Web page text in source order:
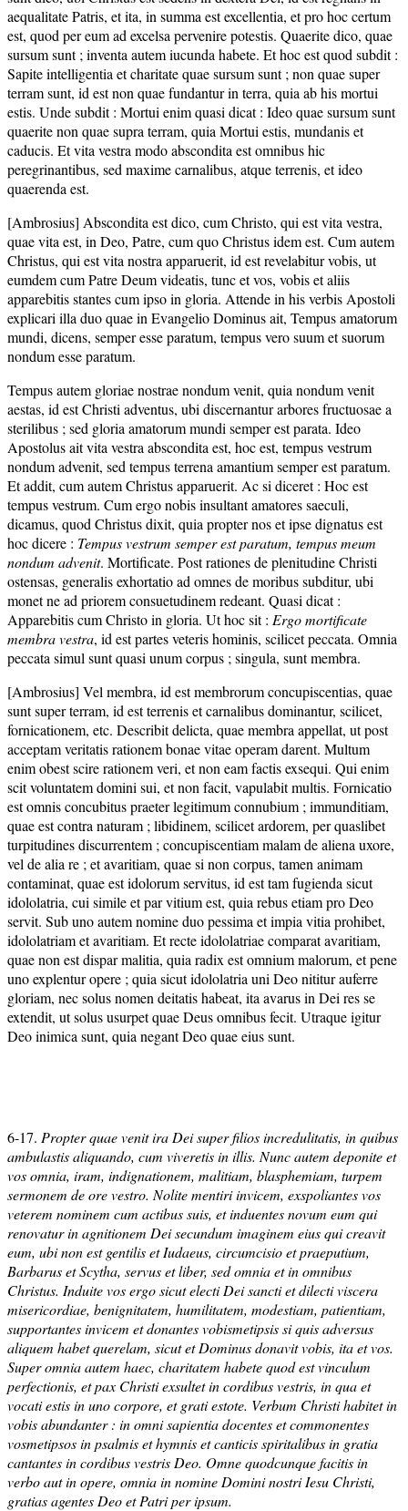
aequalitate Patris, et ita, in summa est excellentia, et pro hoc certum
est, quod per eum ad excelsa pervenire potestis. Quaerite dico, quae
sursum sunt ; inventa autem iucunda habete. Et hoc est quod subdit :
Sapite intelligentia et charitate quae sursum sunt ; non quae super
terram sunt, id est non quae fundantur in terra, quia ab his mortui
estis. Unde subdit : Mortui enim quasi dicat : Ideo quae sursum sunt
quaerite non quae supra terram, quia Mortui estis, mundanis et
caducis. Et vita vestra modo abscondita est omnibus hic
peregrinantibus, sed maxime carnalibus, atque terrenis, et ideo
quaerenda est.
[Ambrosius] Abscondita est dico, cum Christo, qui est vita vestra,
quae vita est, in Deo, Patre, cum quo Christus idem est. Cum autem
Christus, qui est vita nostra apparuerit, id est revelabitur vobis, ut
eumdem cum Patre Deum videatis, tunc et vos, vobis et aliis
apparebitis stantes cum ipso in gloria. Attende in his verbis Apostoli
explicari illa duo quae in Evangelio Dominus ait, Tempus amatorum
mundi, dicens, semper esse paratum, tempus vero suum et suorum
nondum esse paratum.
Tempus autem gloriae nostrae nondum venit, quia nondum venit
aestas, id est Christi adventus, ubi discernantur arbores fructuosae a
sterilibus ; sed gloria amatorum mundi semper est parata. Ideo
Apostolus ait vita vestra abscondita est, hoc est, tempus vestrum
nondum advenit, sed tempus terrena amantium semper est paratum.
Et addit, cum autem Christus apparuerit. Ac si diceret : Hoc est
tempus vestrum. Cum ergo nobis insultant amatores saeculi,
dicamus, quod Christus dixit, quia propter nos et ipse dignatus est
hoc dicere : Tempus vestrum semper est paratum, tempus meum
nondum advenit. Mortificate. Post rationes de plenitudine Christi
ostensas, generalis exhortatio ad omnes de moribus subditur, ubi
monet ne ad priorem consuetudinem redeant. Quasi dicat :
Apparebitis cum Christo in gloria. Ut hoc sit : Ergo mortificate
membra vestra, id est partes veteris hominis, scilicet peccata. Omnia
peccata simul sunt quasi unum corpus ; singula, sunt membra.
[Ambrosius] Vel membra, id est membrorum concupiscentias, quae
sunt super terram, id est terrenis et carnalibus dominantur, scilicet,
fornicationem, etc. Describit delicta, quae membra appellat, ut post
acceptam veritatis rationem bonae vitae operam darent. Multum
enim obest scire rationem veri, et non eam factis exsequi. Qui enim
scit voluntatem domini sui, et non facit, vapulabit multis. Fornicatio
est omnis concubitus praeter legitimum connubium ; immunditiam,
quae est contra naturam ; libidinem, scilicet ardorem, per quaslibet
turpitudines discurrentem ; concupiscentiam malam de aliena uxore,
vel de alia re ; et avaritiam, quae si non corpus, tamen animam
contaminat, quae est idolorum servitus, id est tam fugienda sicut
idololatria, cui simile et par vitium est, quia rebus etiam pro Deo
servit. Sub uno autem nomine duo pessima et impia vitia prohibet,
idololatriam et avaritiam. Et recte idololatriae comparat avaritiam,
quae non est dispar malitia, quia radix est omnium malorum, et pene
uno explentur opere ; quia sicut idololatria uni Deo nititur auferre
gloriam, nec solus nomen deitatis habeat, ita avarus in Dei res se
extendit, ut solus usurpet quae Deus omnibus fecit. Utraque igitur
Deo inimica sunt, quia negant Deo quae eius sunt.
6-17. Propter quae venit ira Dei super filios incredulitatis, in quibus
ambulastis aliquando, cum viveretis in illis. Nunc autem deponite et
vos omnia, iram, indignationem, malitiam, blasphemiam, turpem
sermonem de ore vestro. Nolite mentiri invicem, exspoliantes vos
veterem nominem cum actibus suis, et induentes novum eum qui
renovatur in agnitionem Dei secundum imaginem eius qui creavit
eum, ubi non est gentilis et Iudaeus, circumcisio et praeputium,
Barbarus et Scytha, servus et liber, sed omnia et in omnibus
Christus. Induite vos ergo sicut electi Dei sancti et dilecti viscera
misericordiae, benignitatem, humilitatem, modestiam, patientiam,
supportantes invicem et donantes vobismetipsis si quis adversus
aliquem habet querelam, sicut et Dominus donavit vobis, ita et vos.
Super omnia autem haec, charitatem habete quod est vinculum
perfectionis, et pax Christi exsultet in cordibus vestris, in qua et
vocati estis in uno corpore, et grati estote. Verbum Christi habitet in
vobis abundanter : in omni sapientia docentes et commonentes
vosmetipsos in psalmis et hymnis et canticis spiritalibus in gratia
cantantes in cordibus vestris Deo. Omne quodcunque facitis in
verbo aut in opere, omnia in nomine Domini nostri Iesu Christi,
gratias agentes Deo et Patri per ipsum.